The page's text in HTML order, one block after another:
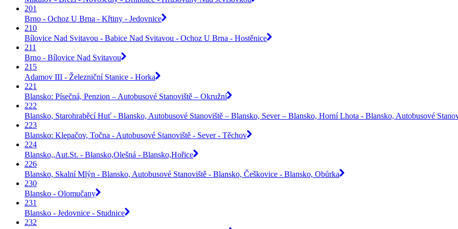
201
Brno - Ochoz U Brna - Křtiny - Jedovnice
210
Bílovice Nad Svitavou - Babice Nad Svitavou - Ochoz U Brna - Hostěnice
211
Brno - Bílovice Nad Svitavou
215
Adamov III - Železniční Stanice - Horka
221
Blansko: Písečná, Penzion – Autobusové Stanoviště – Okružní
222
Blansko, Starohraběcí Huť - Blansko, Autobusové Stanoviště – Blansko, Sever – Blansko, Horní Lhota - Blansko, Autobusové
223
Blansko: Klepačov, Točna - Autobusové Stanoviště - Sever - Těchov
224
Blansko,,Aut.St. - Blansko,Olešná - Blansko,Hořice
226
Blansko, Skalní Mlýn - Blansko, Autobusové Stanoviště - Blansko, Češkovice - Blansko, Obůrka
230
Blansko - Olomučany
231
Blansko - Jedovnice - Studnice
232